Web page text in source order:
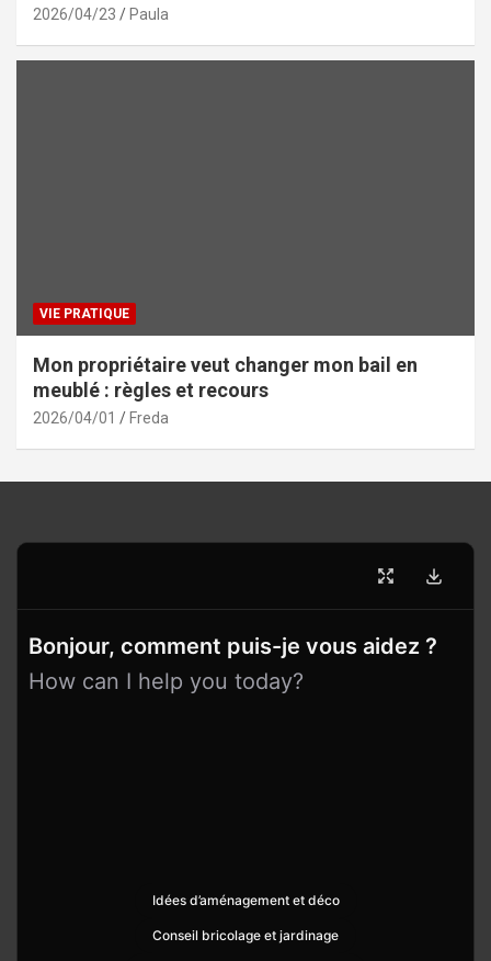
2026/04/23 Paula
VIE PRATIQUE
Mon propriétaire veut changer mon bail en
meublé : règles et recours
2026/04/01 Freda
Bonjour, comment puis-je vous aidez ?
How can I help you today?
Idées d’aménagement et déco
Conseil bricolage et jardinage